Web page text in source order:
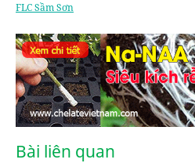
FLC Sầm Sơn
Bài liên quan